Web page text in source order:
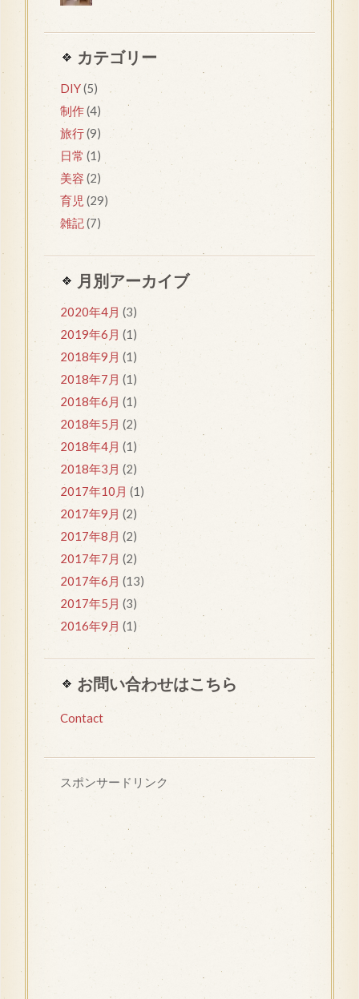
カテゴリー
DIY(5)
制作(4)
旅行(9)
日常 (1)
美容 (2)
育児 (29)
雑記(7)
月別アーカイブ
2020年4月 (3)
2019年6月 (1)
2018年9月 (1)
2018年7月 (1)
2018年6月 (1)
2018年5月 (2)
2018年4月 (1)
2018年3月 (2)
2017年10月 (1)
2017年9月 (2)
2017年8月 (2)
2017年7月 (2)
2017年6月 (13)
2017年5月 (3)
2016年9月 (1)
お問い合わせはこちら
Contact
スポンサードリンク